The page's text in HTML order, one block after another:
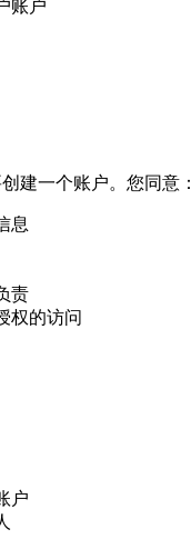
账户
建一个账户。您同意：
息
责
权的访问
户